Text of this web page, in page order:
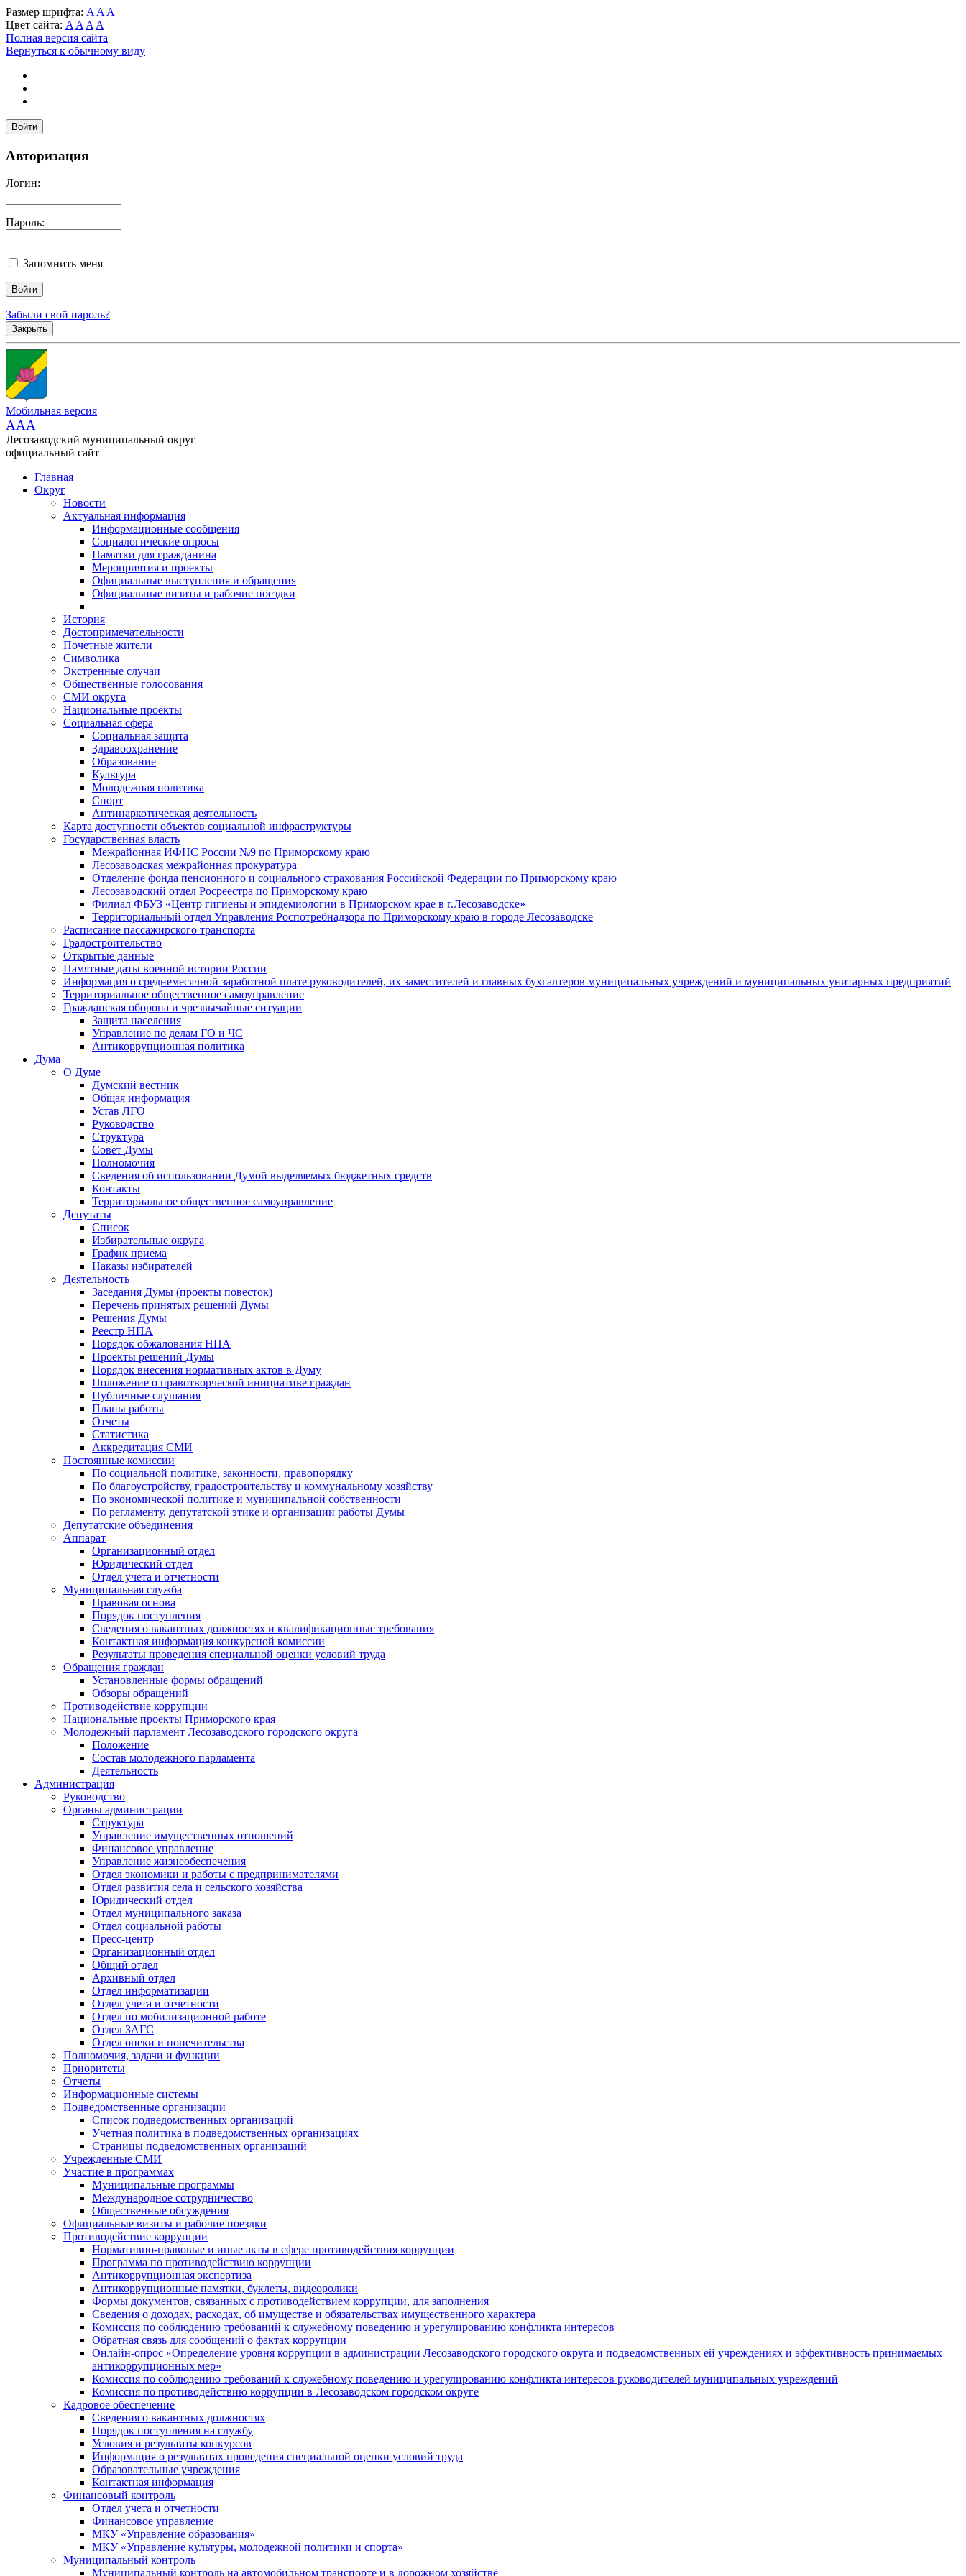
Размер шрифта: A A A
Цвет сайта: A A A A
Полная версия сайта
Вернуться к обычному виду
Войти
Авторизация
Логин:
Пароль:
Запомнить меня
Забыли свой пароль?
Закрыть
Мобильная версия
AAA
Лесозаводский муниципальный округ
официальный сайт
Главная
Округ
Новости
Актуальная информация
Информационные сообщения
Социалогические опросы
Памятки для гражданина
Мероприятия и проекты
Официальные выступления и обращения
Официальные визиты и рабочие поездки
История
Достопримечательности
Почетные жители
Символика
Экстренные случаи
Общественные голосования
СМИ округа
Национальные проекты
Социальная сфера
Социальная защита
Здравоохранение
Образование
Культура
Молодежная политика
Спорт
Антинаркотическая деятельность
Карта доступности объектов социальной инфраструктуры
Государственная власть
Межрайонная ИФНС России №9 по Приморскому краю
Лесозаводская межрайонная прокуратура
Отделение фонда пенсионного и социального страхования Российской Федерации по Приморскому краю
Лесозаводский отдел Росреестра по Приморскому краю
Филиал ФБУЗ «Центр гигиены и эпидемиологии в Приморском крае в г.Лесозаводске»
Территориальный отдел Управления Роспотребнадзора по Приморскому краю в городе Лесозаводске
Расписание пассажирского транспорта
Градостроительство
Открытые данные
Памятные даты военной истории России
Информация о среднемесячной заработной плате руководителей, их заместителей и главных бухгалтеров муниципальных учреждений и муниципальных унитарных предприятий
Территориальное общественное самоуправление
Гражданская оборона и чрезвычайные ситуации
Защита населения
Управление по делам ГО и ЧС
Антикоррупционная политика
Дума
О Думе
Думский вестник
Общая информация
Устав ЛГО
Руководство
Структура
Совет Думы
Полномочия
Сведения об использовании Думой выделяемых бюджетных средств
Контакты
Территориальное общественное самоуправление
Депутаты
Список
Избирательные округа
График приема
Наказы избирателей
Деятельность
Заседания Думы (проекты повесток)
Перечень принятых решений Думы
Решения Думы
Реестр НПА
Порядок обжалования НПА
Проекты решений Думы
Порядок внесения нормативных актов в Думу
Положение о правотворческой инициативе граждан
Публичные слушания
Планы работы
Отчеты
Статистика
Аккредитация СМИ
Постоянные комиссии
По социальной политике, законности, правопорядку
По благоустройству, градостроительству и коммунальному хозяйству
По экономической политике и муниципальной собственности
По регламенту, депутатской этике и организации работы Думы
Депутатские объединения
Аппарат
Организационный отдел
Юридический отдел
Отдел учета и отчетности
Муниципальная служба
Правовая основа
Порядок поступления
Сведения о вакантных должностях и квалификационные требования
Контактная информация конкурсной комиссии
Результаты проведения специальной оценки условий труда
Обращения граждан
Установленные формы обращений
Обзоры обращений
Противодействие коррупции
Национальные проекты Приморского края
Молодежный парламент Лесозаводского городского округа
Положение
Состав молодежного парламента
Деятельность
Администрация
Руководство
Органы администрации
Структура
Управление имущественных отношений
Финансовое управление
Управление жизнеобеспечения
Отдел экономики и работы с предпринимателями
Отдел развития села и сельского хозяйства
Юридический отдел
Отдел муниципального заказа
Отдел социальной работы
Пресс-центр
Организационный отдел
Общий отдел
Архивный отдел
Отдел информатизации
Отдел учета и отчетности
Отдел по мобилизационной работе
Отдел ЗАГС
Отдел опеки и попечительства
Полномочия, задачи и функции
Приоритеты
Отчеты
Информационные системы
Подведомственные организации
Список подведомственных организаций
Учетная политика в подведомственных организациях
Страницы подведомственных организаций
Учрежденные СМИ
Участие в программах
Муниципальные программы
Международное сотрудничество
Общественные обсуждения
Официальные визиты и рабочие поездки
Противодействие коррупции
Нормативно-правовые и иные акты в сфере противодействия коррупции
Программа по противодействию коррупции
Антикоррупционная экспертиза
Антикоррупционные памятки, буклеты, видеоролики
Формы документов, связанных с противодействием коррупции, для заполнения
Сведения о доходах, расходах, об имуществе и обязательствах имущественного характера
Комиссия по соблюдению требований к служебному поведению и урегулированию конфликта интересов
Обратная связь для сообщений о фактах коррупции
Онлайн-опрос «Определение уровня коррупции в администрации Лесозаводского городского округа и подведомственных ей учреждениях и эффективность принимаемых
антикоррупционных мер»
Комиссия по соблюдению требований к служебному поведению и урегулированию конфликта интересов руководителей муниципальных учреждений
Комиссия по противодействию коррупции в Лесозаводском городском округе
Кадровое обеспечение
Сведения о вакантных должностях
Порядок поступления на службу
Условия и результаты конкурсов
Информация о результатах проведения специальной оценки условий труда
Образовательные учреждения
Контактная информация
Финансовый контроль
Отдел учета и отчетности
Финансовое управление
МКУ «Управление образования»
МКУ «Управление культуры, молодежной политики и спорта»
Муниципальный контроль
Муниципальный контроль на автомобильном транспорте и в дорожном хозяйстве